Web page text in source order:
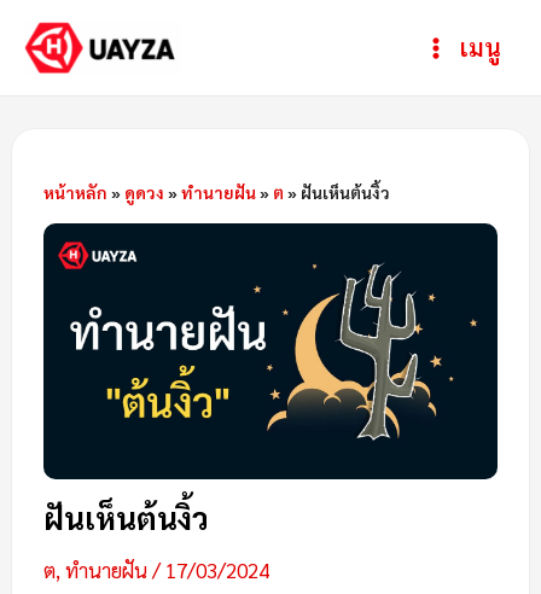
Mainเมนู
หน้าหลัก » ดูดวง »ทำนายฝัน» ต » ฝันเห็นต้นงิ้ว
ฝันเห็นต้นงิ้ว
ต, ทำนายฝัน/17/03/2024
Post
navigation
ห
ม
ห